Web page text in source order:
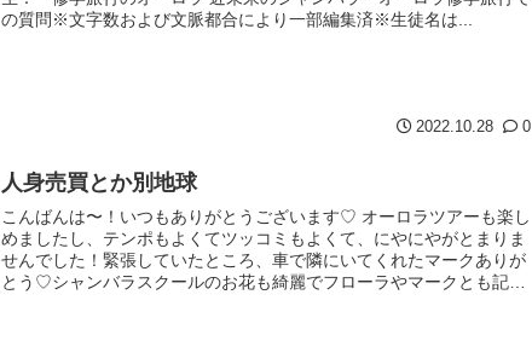
の質問※文字数および文脈都合により一部編集済※生徒名は...
2022.10.28 0
人身売買とか別地球
こんばんは〜！いつもありがとうございます♡ オーロラツアーも楽し
めましたし、テンポもよくてツッコミもよくて、にやにやがとまりま
せんでした！緊張していたところ、車で隣にいてくれたマークありが
とう♡シャンバラスクールのお花も綺麗でフローラやマークとも記念